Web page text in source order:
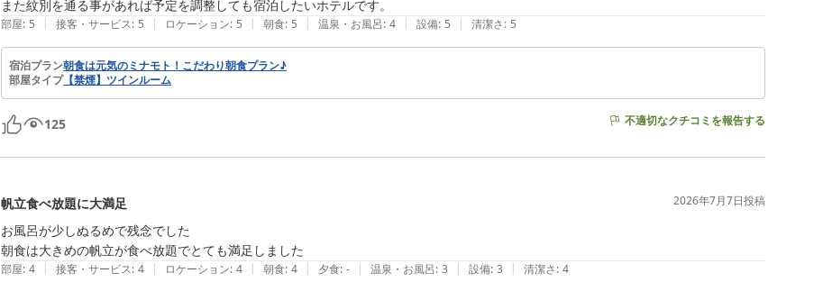
また紋別を通る事があれば予定を調整しても宿泊したいホテルです。
部屋: 5 | 接客・サービス: 5 | ロケーション: 5 | 朝食: 5 | 温泉・お風呂: 4 | 設備: 5 | 清潔さ: 5
宿泊プラン朝食は元気のミナモト！こだわり朝食プラン♪
部屋タイプ【禁煙】ツインルーム
125 不適切なクチコミを報告する
帆立食べ放題に大満足 2026年7月7日投稿
お風呂が少しぬるめで残念でした
部屋: 4 | 接客・サービス: 4 | ロケーション: 4 | 朝食: 4 | 夕食: - | 温泉・お風呂: 3 | 設備: 3 | 清潔さ: 4